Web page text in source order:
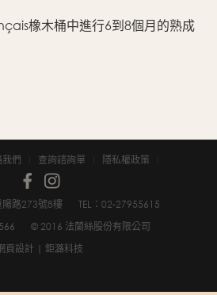
橡木桶中進行6到8個月的熟成
我們 查詢諮詢單 隱私權政策
路273號8樓
TEL：02-2795­5615
© 2016 法蘭絲股份有限公司
頁設計 | 鉅潞科技